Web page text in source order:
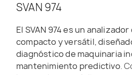
SVAN 974
El SVAN 974 es un
compacto y versátil,
diagnóstico de maquinaria
mantenimiento predictivo.